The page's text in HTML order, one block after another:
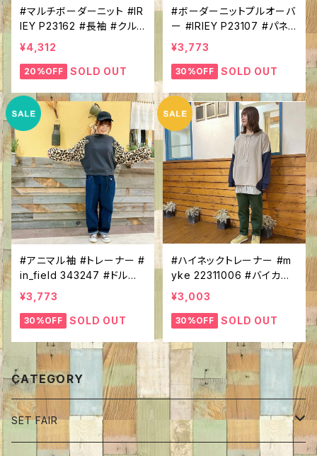
#マルチボーダーニット #IR
IEY P23162 #長袖 #クル
ーネック #カラフルボーダ
ー #１枚で決まる！ #ニット
コーデ #カジュアルアイテ
¥4,312
20%OFF SOLD OUT
#ボーダーニットプルオーバ
ー #IRIEY P23107 #パネ
ルボーダー #ラグランスリ
ーブ #クルーネック #シン
プルトップス #カジュアルコ
¥3,773
30%OFF SOLD OUT
#アニマル袖 #トレーナー #
in_field 343247 #ドルマ
ンスリーブ #クマ＃サメ＃ヒ
ョウ #プルオーバー
¥3,773
30%OFF SOLD OUT
#ハイネックトレーナー #m
yke 22311006 #バイカラ
ー #配色 #ドルマンスリー
ブ #長袖 #無地 #ひも付き
#ゆったりライン #らくちん
デ
¥3,003
30%OFF SOLD OUT
CATEGORY
SET FAIR